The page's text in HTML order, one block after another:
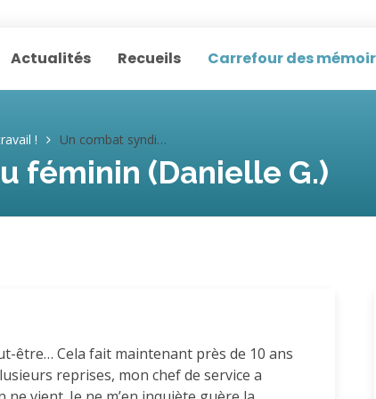
Actualités Recueils Carrefour des
! Un combat syndical au féminin (Danielle G.)
féminin (Danielle G.)
être… Cela fait maintenant près de 10 ans
reprises, mon chef de service a